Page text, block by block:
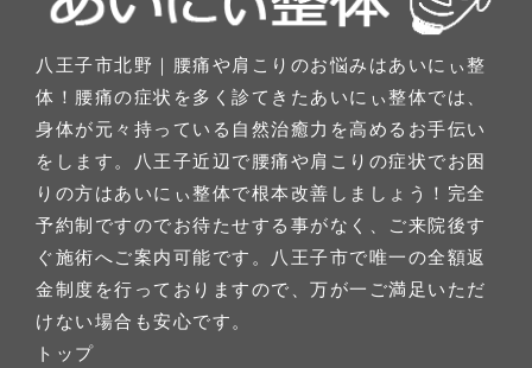
八王子市北野｜腰痛や肩こりのお悩みはあいにぃ整
体！腰痛の症状を多く診てきたあいにぃ整体では、
身体が元々持っている自然治癒力を高めるお手伝い
をします。八王子近辺で腰痛や肩こりの症状でお困
りの方はあいにぃ整体で根本改善しましょう！完全
予約制ですのでお待たせする事がなく、ご来院後す
ぐ施術へご案内可能です。八王子市で唯一の全額返
金制度を行っておりますので、万が一ご満足いただ
けない場合も安心です。
トップ